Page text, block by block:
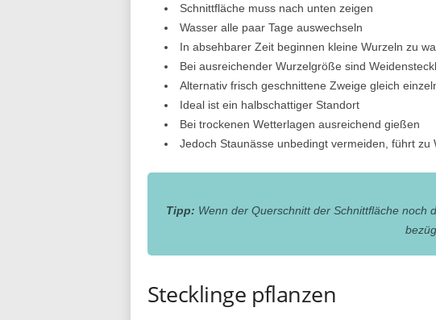
Schnittfläche muss nach unten zeigen
Wasser alle paar Tage auswechseln
In absehbarer Zeit beginnen kleine Wurzeln zu
Bei ausreichender Wurzelgröße sind
Alternativ frisch geschnittene Zweige gleich
Ideal ist ein halbschattiger Standort
Bei trockenen Wetterlagen ausreichend gießen
Jedoch Staunässe unbedingt vermeiden, führt zu
Tipp: Wenn der Querschnitt der Schnittfläche noch
Stecklinge pflanzen